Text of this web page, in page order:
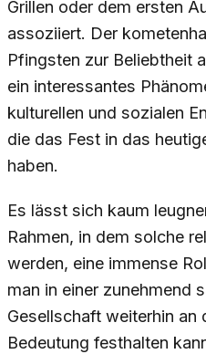
Grillen oder dem ersten
assoziiert. Der
Pfingsten zur Beliebtheit
ein interessantes
kulturellen und sozialen
die das Fest in das
haben.
Es lässt sich kaum
Rahmen, in dem solche
werden, eine immense
man in einer zunehmend
Gesellschaft weiterhin an
Bedeutung festhalten